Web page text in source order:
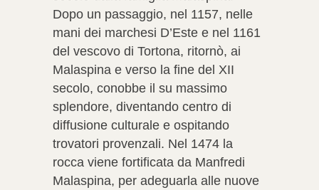
Dopo un passaggio, nel 1157, nelle
mani dei marchesi D’Este e nel 1161
del vescovo di Tortona, ritornò, ai
Malaspina e verso la fine del XII
secolo, conobbe il su massimo
splendore, diventando centro di
diffusione culturale e ospitando
trovatori provenzali. Nel 1474 la
rocca viene fortificata da Manfredi
Malaspina, per adeguarla alle nuove